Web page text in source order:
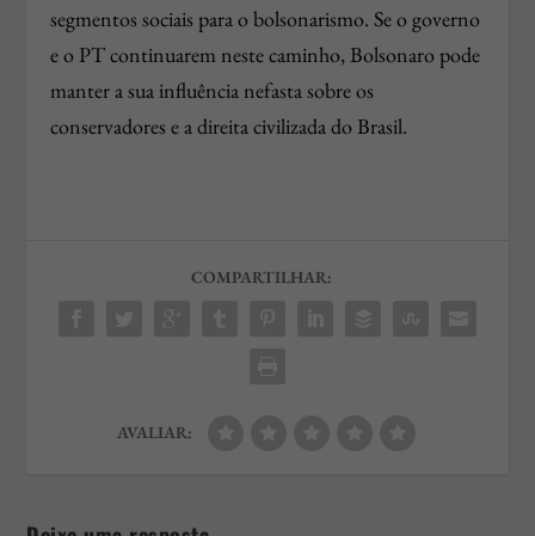
segmentos sociais para o bolsonarismo. Se o governo
e o PT continuarem neste caminho, Bolsonaro pode
manter a sua influência nefasta sobre os
conservadores e a direita civilizada do Brasil.
COMPARTILHAR:
AVALIAR: